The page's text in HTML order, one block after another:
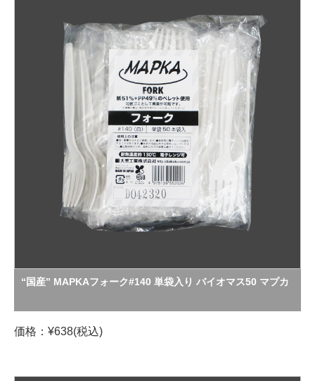
“国産” MAPKAフォーク#140 単袋入り バイオマス50 マプカ
価格：¥638(税込)